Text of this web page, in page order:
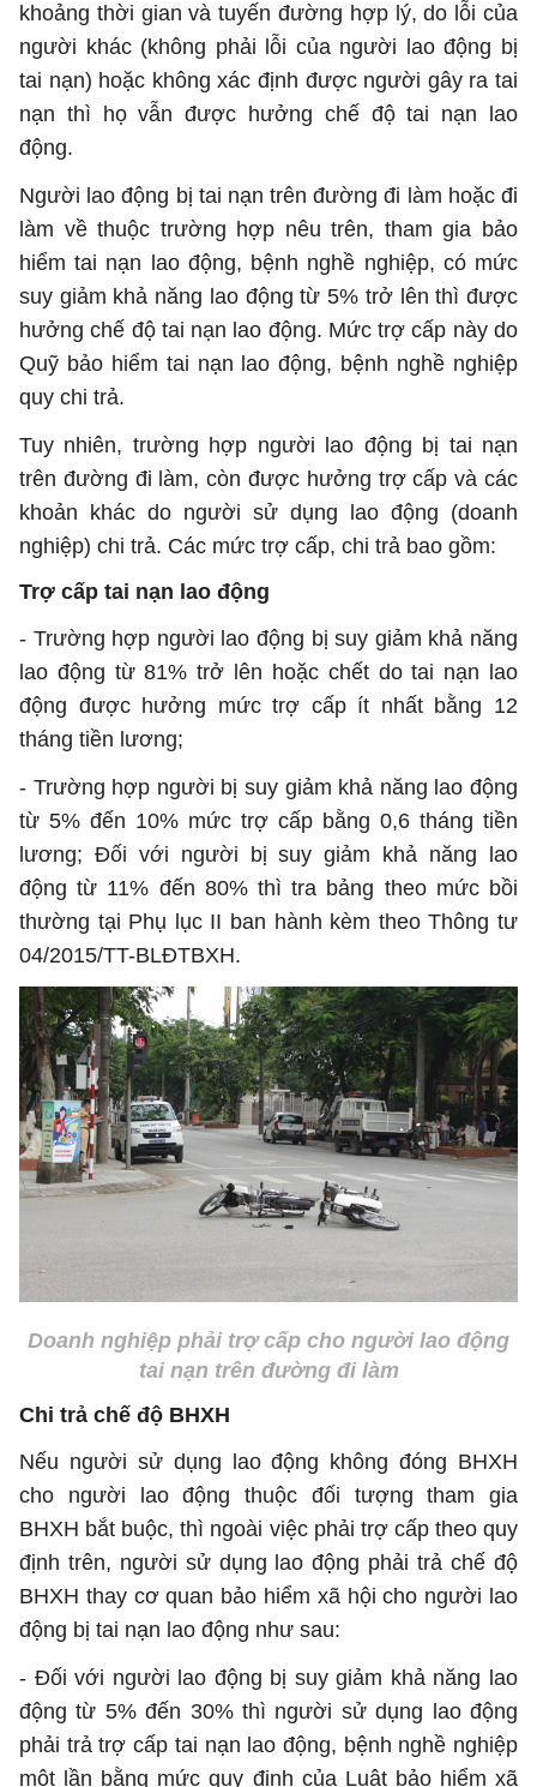
khoảng thời gian và tuyến đường hợp lý, do lỗi của
người khác (không phải lỗi của người lao động bị
tai nạn) hoặc không xác định được người gây ra tai
nạn thì họ vẫn được hưởng chế độ tai nạn lao
động.
Người lao động bị tai nạn trên đường đi làm hoặc đi
làm về thuộc trường hợp nêu trên, tham gia bảo
hiểm tai nạn lao động, bệnh nghề nghiệp, có mức
suy giảm khả năng lao động từ 5% trở lên thì được
hưởng chế độ tai nạn lao động. Mức trợ cấp này do
Quỹ bảo hiểm tai nạn lao động, bệnh nghề nghiệp
quy chi trả.
Tuy nhiên, trường hợp người lao động bị tai nạn
trên đường đi làm, còn được hưởng trợ cấp và các
khoản khác do người sử dụng lao động (doanh
nghiệp) chi trả. Các mức trợ cấp, chi trả bao gồm:
Trợ cấp tai nạn lao động
- Trường hợp người lao động bị suy giảm khả năng
lao động từ 81% trở lên hoặc chết do tai nạn lao
động được hưởng mức trợ cấp ít nhất bằng 12
tháng tiền lương;
- Trường hợp người bị suy giảm khả năng lao động
từ 5% đến 10% mức trợ cấp bằng 0,6 tháng tiền
lương; Đối với người bị suy giảm khả năng lao
động từ 11% đến 80% thì tra bảng theo mức bồi
thường tại Phụ lục II ban hành kèm theo Thông tư
04/2015/TT-BLĐTBXH.
Doanh nghiệp phải trợ cấp cho người lao động
tai nạn trên đường đi làm
Chi trả chế độ BHXH
Nếu người sử dụng lao động không đóng BHXH
cho người lao động thuộc đối tượng tham gia
BHXH bắt buộc, thì ngoài việc phải trợ cấp theo quy
định trên, người sử dụng lao động phải trả chế độ
BHXH thay cơ quan bảo hiểm xã hội cho người lao
động bị tai nạn lao động như sau:
- Đối với người lao động bị suy giảm khả năng lao
động từ 5% đến 30% thì người sử dụng lao động
phải trả trợ cấp tai nạn lao động, bệnh nghề nghiệp
một lần bằng mức quy định của Luật bảo hiểm xã